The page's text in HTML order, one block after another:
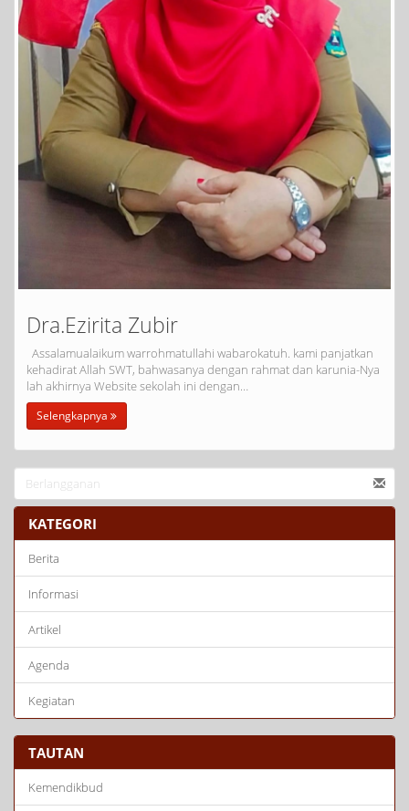
Dra.Ezirita Zubir
Assalamualaikum warrohmatullahi wabarokatuh. kami panjatkan
kehadirat Allah SWT, bahwasanya dengan rahmat dan karunia-Nya
lah akhirnya Website sekolah ini dengan…
Selengkapnya
KATEGORI
Berita
Informasi
Artikel
Agenda
Kegiatan
TAUTAN
Kemendikbud